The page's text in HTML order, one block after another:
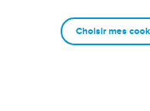
Dieu et en Christ
– Bibli’O, 1978, avec
Choisir mes